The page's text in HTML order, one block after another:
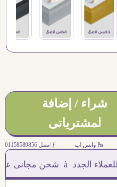
شراء / إضافة
لمشترياتى
₧ واتس اب ƒ اتصل 01158589856